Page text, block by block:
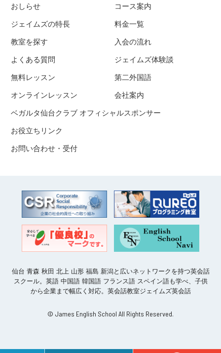
おしらせ
ジェイムズの特長
教室を探す
コース案内
料金一覧
入会の流れ
よくある質問
無料レッスン
オンラインレッスン
ジェイムズ体験談
第二外国語
会社案内
ベガルタ仙台クラブ オフィシャルスポンサー
お役立ちリンク
お問い合わせ・受付
仙台 青森 秋田 北上 山形 福島 新潟と広いネットワークを持つ英会話
スクール。英語 中国語 韓国語 フランス語 スペイン語も学べ、子供
から企業まで幅広く対応。英会話教室ジェイムズ英会話
© James English School All Rights Reserved.